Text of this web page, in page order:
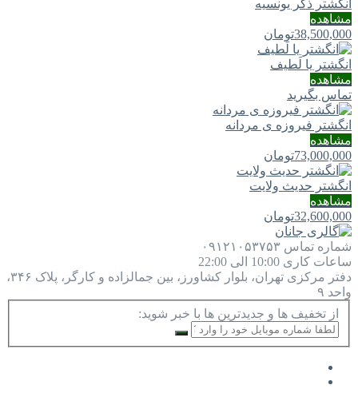
انگشتر ذکر یونسیه
مشاهده
38,500,000تومان
انگشتر یا لَطيف
مشاهده
تماس بگیرید
انگشتر فیروزه ی مردانه
مشاهده
73,000,000تومان
انگشتر حدیث ولایت
مشاهده
32,600,000تومان
شماره تماس ۰۹۱۲۱۰۵۳۷۵۳
ساعات کاری 10:00 الی 22:00
دفتر مرکزی
تهران، بلوار کشاورز، بین جمالزاده و کارگر، پلاک ۳۴۶،
واحد ۹
از تخفیف ها و جدیدترین ها با خبر شوید: